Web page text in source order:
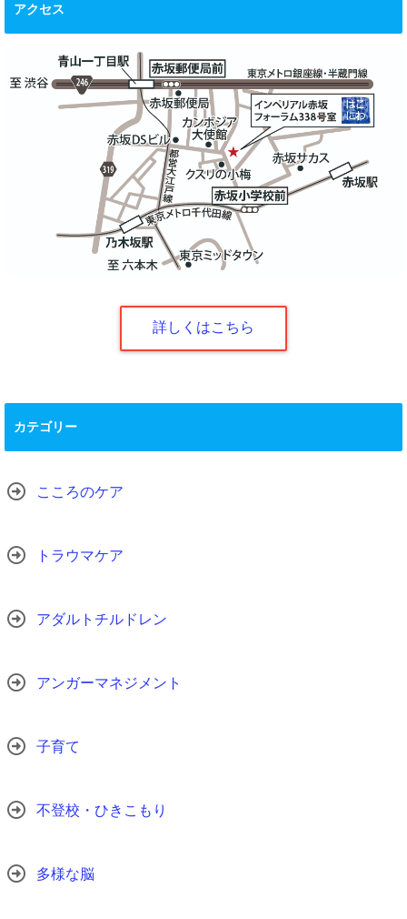
アクセス
詳しくはこちら
カテゴリー
こころのケア
トラウマケア
アダルトチルドレン
アンガーマネジメント
子育て
不登校・ひきこもり
多様な脳